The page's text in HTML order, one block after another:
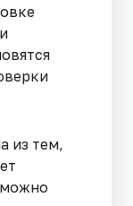
из тем,
можно